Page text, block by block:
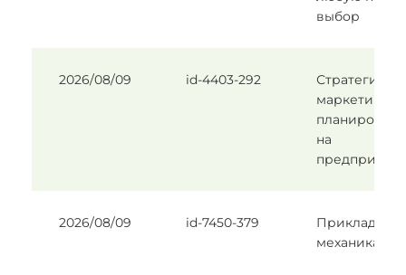
выбор
2026/08/09 id-4403-292
на
2026/08/09 id-7450-379
Прикладная
механика